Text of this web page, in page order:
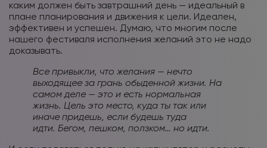
каким должен быть завтрашний день — идеальный в
плане планирования и движения к цели. Идеален,
эффективен и успешен. Думаю, что многим после
нашего фестиваля исполнения желаний это не надо
доказывать.
Все привыкли, что желания — нечто
выходящее за грань обыденной жизни. На
самом деле — это и есть нормальная
жизнь. Цель это место, куда ты так или
иначе придешь, если будешь туда
идти. Бегом, пешком, ползком… но идти.